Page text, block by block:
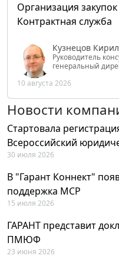
Организация
Контрактная служба
Кузнецов
Руководитель
генеральный
РФ
10 августа 2026
Новости
Стартовала
Всероссийский
30 июля 2026
В "Гарант Коннект"
поддержка MCP
15 июля 2026
ГАРАНТ представит
ПМЮФ
23 июня 2026